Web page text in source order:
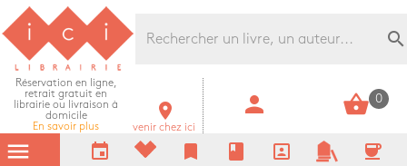
Librairie Ici Grands Boulevards
search
Réservation en ligne,
retrait gratuit en
librairie ou livraison à
domicile
En savoir plus
room
venir chez ici
person shopping_basket 0
menu event bookmark book portrait coffee